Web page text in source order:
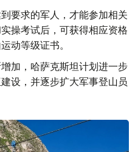
要求的军人，才能参加相关
操考试后，可获得相应资格
动等级证书。
加，哈萨克斯坦计划进一步
设，并逐步扩大军事登山员